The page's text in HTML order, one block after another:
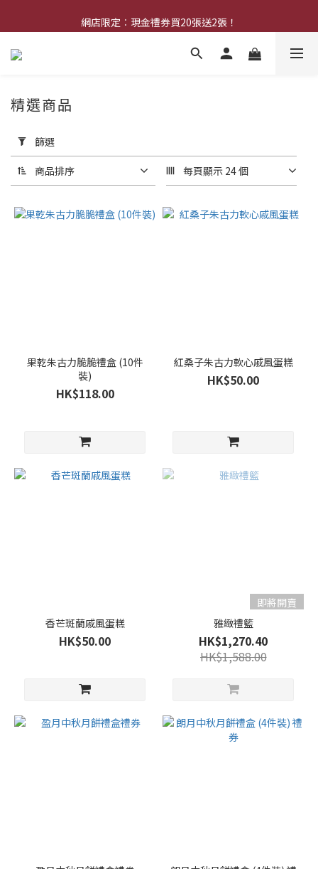
中秋早鳥優惠：購買中秋禮券可享8折優惠
網店限定︰現金禮券買20張送2張！
中秋早鳥優惠：購買中秋禮券可享8折優惠
用
篩
選
(0/20)
不
適
精選商品
篩選
商品排序 每頁顯示 24 個
果乾朱古力脆脆禮盒 (10件
裝)
HK$118.00
紅桑子朱古力軟心戚風蛋糕
HK$50.00
香芒斑蘭戚風蛋糕
HK$50.00
即將開賣
雅緻禮籃
HK$1,270.40
HK$1,588.00